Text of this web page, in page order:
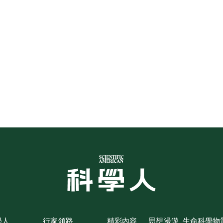
行家領路 精彩內容 思想漫遊 生命科學物